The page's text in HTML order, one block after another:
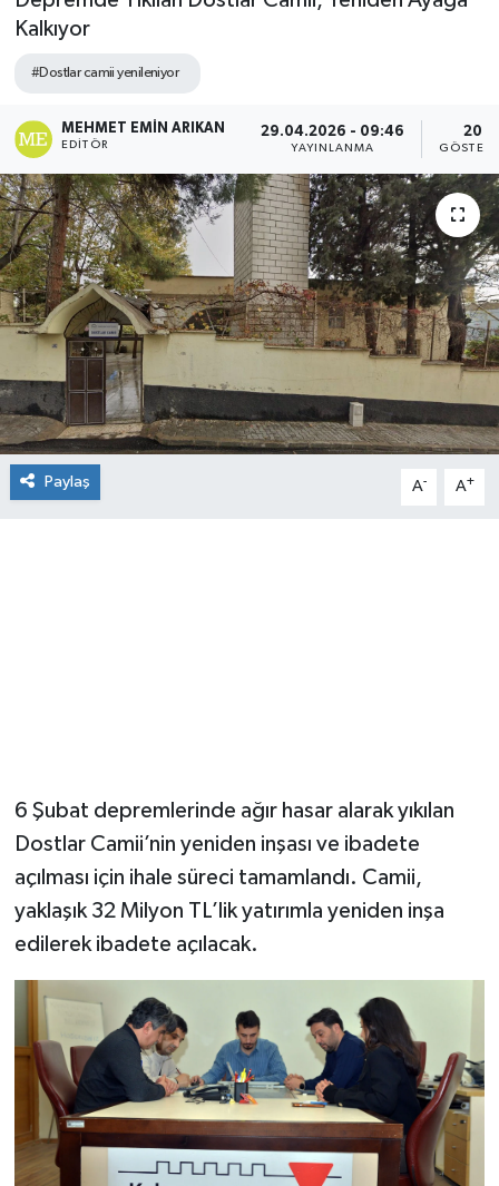
Kalkıyor
#Dostlar camii yenileniyor
MEHMET EMIN ARIKAN
EDITÖR
29.04.2026 - 09:46
YAYINLANMA
20
Paylaş A- A+
6 Şubat depremlerinde ağır hasar alarak yıkılan
Dostlar Camii’nin yeniden inşası ve ibadete
açılması için ihale süreci tamamlandı. Camii,
yaklaşık 32 Milyon TL’lik yatırımla yeniden inşa
edilerek ibadete açılacak.